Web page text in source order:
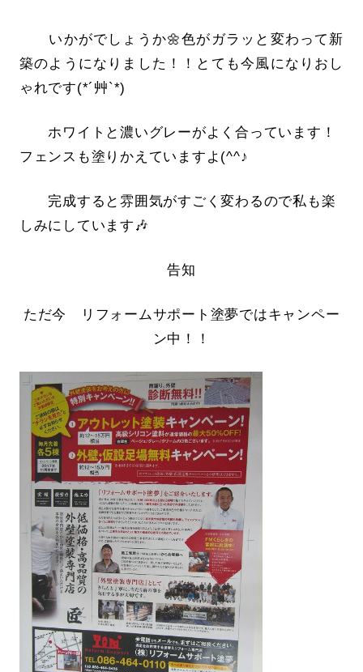
いかがでしょうか🌼色がガラッと変わって新
築のようになりました！！とても今風になりおし
ゃれです(*´艸`*)
ホワイトと濃いグレーがよく合っています！
フェンスも塗りかえていますよ(^^♪
完成すると雰囲気がすごく変わるので私も楽
しみにしています🎶
告知
ただ今 リフォームサポート塗夢ではキャンペー
ン中！！